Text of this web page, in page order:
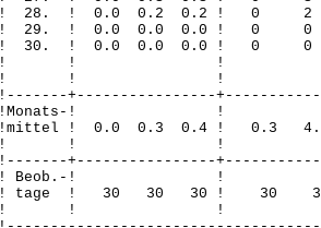
! 28. ! 0.0 0.2 0.2 !
! 29. ! 0.0 0.0 0.0 !
! 30. ! 0.0 0.0 0.0
! !
! !
!-------+----------------
!mittel ! 0.0 0.3 0.4 ! 0.3
! !
!-------+----------------
!
! tage ! 30 30 30 !
! !